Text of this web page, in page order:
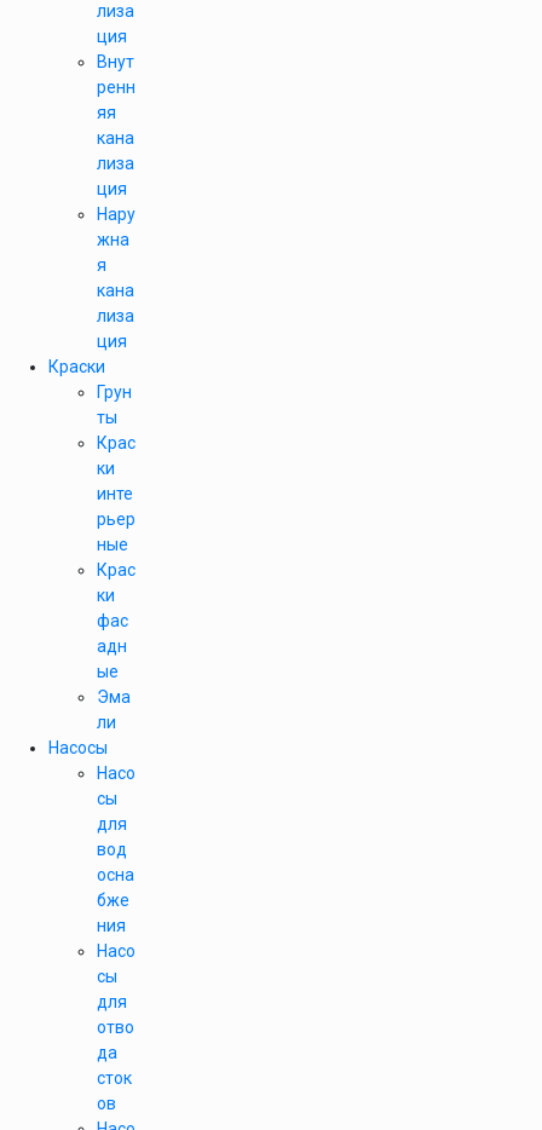
лиза
ция
Внут
ренн
яя
кана
лиза
ция
Нару
жна
я
кана
лиза
ция
Краски
Грун
ты
Крас
ки
инте
рьер
ные
Крас
ки
фас
адн
ые
Эма
ли
Насосы
Насо
сы
для
вод
осна
бже
ния
Насо
сы
для
отво
да
сток
ов